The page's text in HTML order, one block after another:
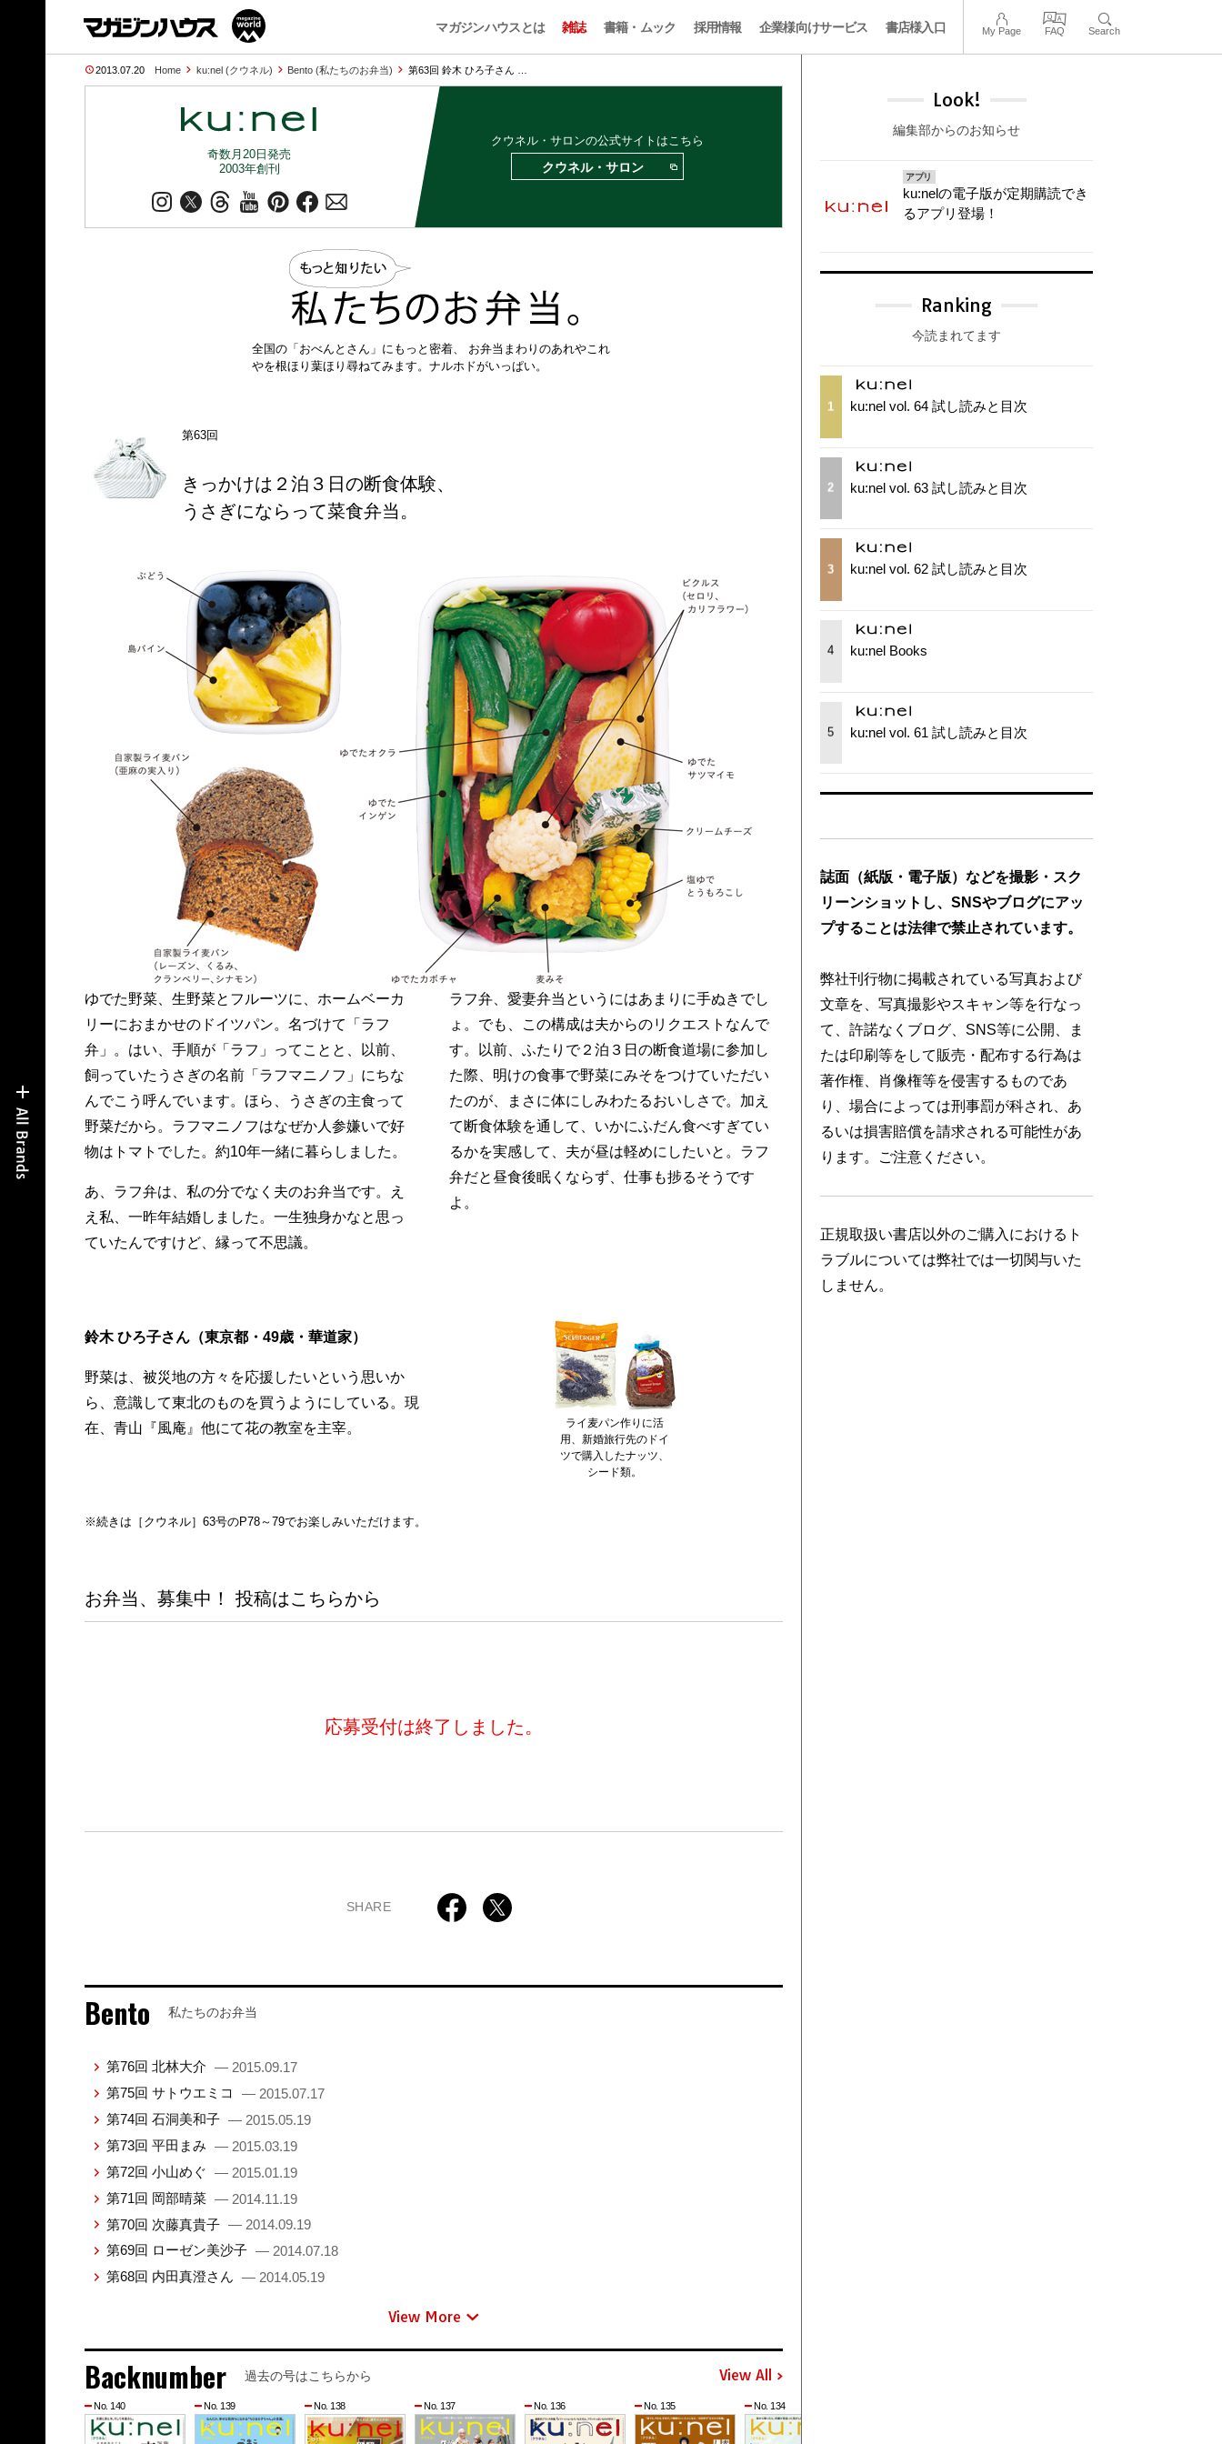
マガジンハウスとは 雑誌 書籍・ムック 採用情報 企業様向けサービス 書店様入口 My Page FAQ Search
2013.07.20 Home ku:nel (クウネル) Bento (私たちのお弁当) 第63回 鈴木 ひろ子さん …
奇数月20日発売
2003年創刊
クウネル・サロンの公式サイトはこちら
クウネル・サロン
全国の「おべんとさん」にもっと密着、 お弁当まわりのあれやこれ
やを根ほり葉ほり尋ねてみます。ナルホドがいっぱい。
第63回
きっかけは２泊３日の断食体験、
うさぎにならって菜食弁当。
ゆでた野菜、生野菜とフルーツに、ホームベーカ
リーにおまかせのドイツパン。名づけて「ラフ
弁」。はい、手順が「ラフ」ってことと、以前、
飼っていたうさぎの名前「ラフマニノフ」にちな
んでこう呼んでいます。ほら、うさぎの主食って
野菜だから。ラフマニノフはなぜか人参嫌いで好
物はトマトでした。約10年一緒に暮らしました。
あ、ラフ弁は、私の分でなく夫のお弁当です。え
え私、一昨年結婚しました。一生独身かなと思っ
ていたんですけど、縁って不思議。
ラフ弁、愛妻弁当というにはあまりに手ぬきでし
ょ。でも、この構成は夫からのリクエストなんで
す。以前、ふたりで２泊３日の断食道場に参加し
た際、明けの食事で野菜にみそをつけていただい
たのが、まさに体にしみわたるおいしさで。加え
て断食体験を通して、いかにふだん食べすぎてい
るかを実感して、夫が昼は軽めにしたいと。ラフ
弁だと昼食後眠くならず、仕事も捗るそうです
よ。
鈴木 ひろ子さん（東京都・49歳・華道家）
野菜は、被災地の方々を応援したいという思いか
ら、意識して東北のものを買うようにしている。現
在、青山『風庵』他にて花の教室を主宰。
ライ麦パン作りに活
用、新婚旅行先のドイ
ツで購入したナッツ、
シード類。
※続きは［クウネル］63号のP78～79でお楽しみいただけます。
お弁当、募集中！ 投稿はこちらから
応募受付は終了しました。
SHARE
Bento 私たちのお弁当
第76回 北林大介 — 2015.09.17
第75回 サトウエミコ
— 2015.07.17
第74回 石洞美和子 — 2015.05.19
第73回 平田まみ — 2015.03.19
第72回 小山めぐ — 2015.01.19
第71回 岡部晴菜 — 2014.11.19
第70回 次藤真貴子 — 2014.09.19
第69回 ローゼン美沙子 — 2014.07.18
第68回 内田真澄さん — 2014.05.19
View More
Backnumber 過去の号はこちらから View All
No. 140 No. 139 No. 138 No. 137 No. 136 No. 135 No. 134
Look!
編集部からのお知らせ
アプリ
ku:nelの電子版が定期購読でき
るアプリ登場！
Ranking
今読まれてます
1 ku:nel vol. 64 試し読みと目次
2 ku:nel vol. 63 試し読みと目次
3 ku:nel vol. 62 試し読みと目次
4 ku:nel Books
5 ku:nel vol. 61 試し読みと目次
誌面（紙版・電子版）などを撮影・スク
リーンショットし、SNSやブログにアッ
プすることは法律で禁止されています。
弊社刊行物に掲載されている写真および
文章を、写真撮影やスキャン等を行なっ
て、許諾なくブログ、SNS等に公開、ま
たは印刷等をして販売・配布する行為は
著作権、肖像権等を侵害するものであ
り、場合によっては刑事罰が科され、あ
るいは損害賠償を請求される可能性があ
ります。ご注意ください。
正規取扱い書店以外のご購入におけるト
ラブルについては弊社では一切関与いた
しません。